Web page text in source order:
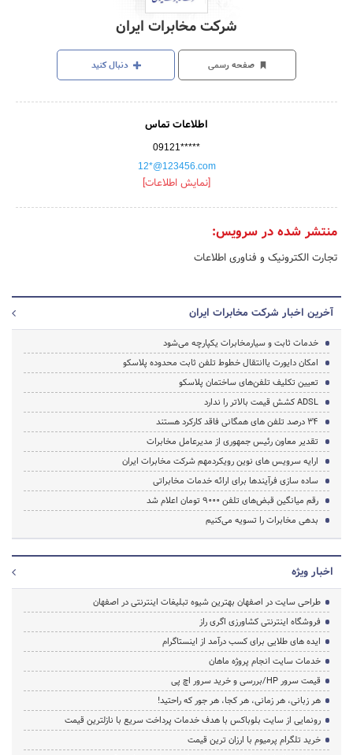
شرکت مخابرات ایران
صفحه رسمی دنبال کنید
اطلاعات تماس
09121*****
12*@123456.com
[نمایش اطلاعات]
منتشر شده در سرویس:
تجارت الکترونیک و فناوری اطلاعات
آخرین اخبار شرکت مخابرات ایران
خدمات ثابت و سیارمخابرات یکپارچه می‌شود
امکان دایورت یاانتقال خطوط تلفن ثابت محدوده پلاسکو
تعیین تکلیف تلفن‌های ساختمان پلاسکو
ADSL کشش قیمت بالاتر را ندارد
۳۴ درصد تلفن های همگانی فاقد کارکرد هستند
تقدیر معاون رئیس جمهوری از مدیرعامل مخابرات
ارایه سرویس های نوین رویکردمهم شرکت مخابرات ایران
ساده سازی فرآیندها برای ارائه خدمات مخابراتی
رقم میانگین قبض‌های تلفن ۹۰۰۰ تومان اعلام شد
بدهی مخابرات را تسویه می‌کنیم
اخبار ویژه
طراحی سایت در اصفهان بهترین شیوه تبلیغات اینترنتی در اصفهان
فروشگاه اینترنتی کشاورزی اگری راز
ایده های طلایی برای کسب درآمد از اینستاگرام
خدمات سایت انجام پروژه ماهان
قیمت سرور HP/بررسی و خرید سرور اچ پی
هر زبانی، هر زمانی، هر کجا، هر جور که راحتید!
رونمایی از سایت بلوباکس با هدف خدمات پرداخت سریع با نازلترین قیمت
خرید تلگرام پرمیوم با ارزان ترین قیمت